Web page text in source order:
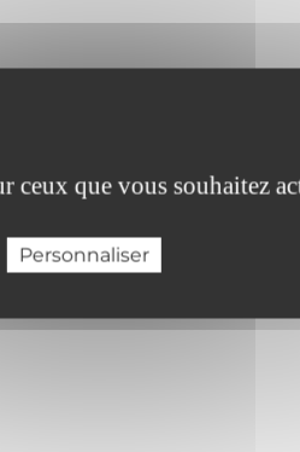
ceux que vous souhaitez
Personnaliser